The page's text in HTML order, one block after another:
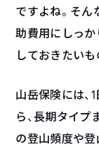
ですよね。そん
助費用にしっ
しておきたいも
山岳保険には、
ら、長期タイプ
の登山頻度や登